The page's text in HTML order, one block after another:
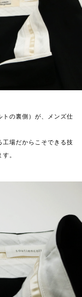
トの裏側）が、メンズ仕
工場だからこそできる技
。